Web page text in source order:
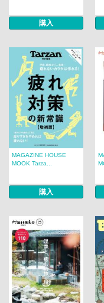
購入
MAGAZINE HOUSE
MOOK Tarza...
購入